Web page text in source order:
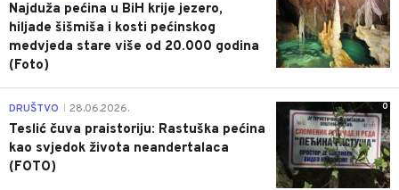
Najduža pećina u BiH krije jezero,
hiljade šišmiša i kosti pećinskog
medvjeda stare više od 20.000 godina
(Foto)
0
DRUŠTVO 28.06.2026.
Teslić čuva praistoriju: Rastuška pećina
kao svjedok života neandertalaca
(FOTO)